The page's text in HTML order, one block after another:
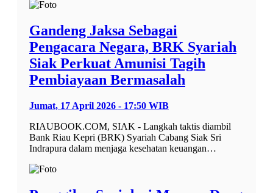
Gandeng Jaksa Sebagai
Pengacara Negara, BRK Syariah
Siak Perkuat Amunisi Tagih
Pembiayaan Bermasalah
Jumat, 17 April 2026 - 17:50 WIB
RIAUBOOK.COM, SIAK - Langkah taktis diambil
Bank Riau Kepri (BRK) Syariah Cabang Siak Sri
Indrapura dalam menjaga kesehatan keuangan…